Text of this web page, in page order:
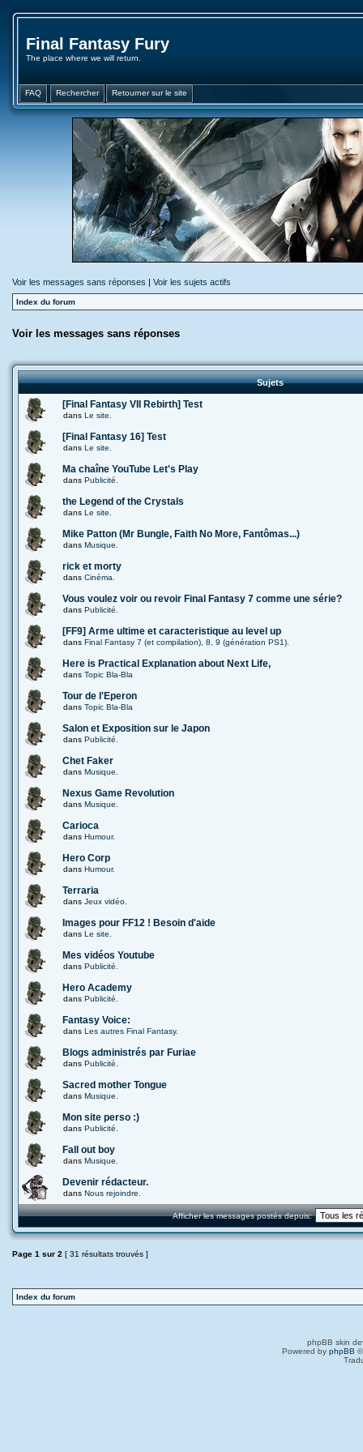
Final Fantasy Fury
The place where we will return.
FAQ Rechercher Retourner sur le site
Voir les messages sans réponses | Voir les sujets actifs
Index du forum
Voir les messages sans réponses
Sujets
[Final Fantasy VII Rebirth] Test
dans Le site.
[Final Fantasy 16] Test
dans Le site.
Ma chaîne YouTube Let's Play
dans Publicité.
the Legend of the Crystals
dans Le site.
Mike Patton (Mr Bungle, Faith No More, Fantômas...)
dans Musique.
rick et morty
dans Cinéma.
Vous voulez voir ou revoir Final Fantasy 7 comme une série?
dans Publicité.
[FF9] Arme ultime et caracteristique au level up
dans Final Fantasy 7 (et compilation), 8, 9 (génération PS1).
Here is Practical Explanation about Next Life,
dans Topic Bla-Bla
Tour de l'Eperon
dans Topic Bla-Bla
Salon et Exposition sur le Japon
dans Publicité.
Chet Faker
dans Musique.
Nexus Game Revolution
dans Musique.
Carioca
dans Humour.
Hero Corp
dans Humour.
Terraria
dans Jeux vidéo.
Images pour FF12 ! Besoin d'aide
dans Le site.
Mes vidéos Youtube
dans Publicité.
Hero Academy
dans Publicité.
Fantasy Voice:
dans Les autres Final Fantasy.
Blogs administrés par Furiae
dans Publicité.
Sacred mother Tongue
dans Musique.
Mon site perso :)
dans Publicité.
Fall out boy
dans Musique.
Devenir rédacteur.
dans Nous rejoindre.
Afficher les messages postés depuis:
Page 1 sur 2 [ 31 résultats trouvés ]
Index du forum
phpBB skin
Powered by phpBB